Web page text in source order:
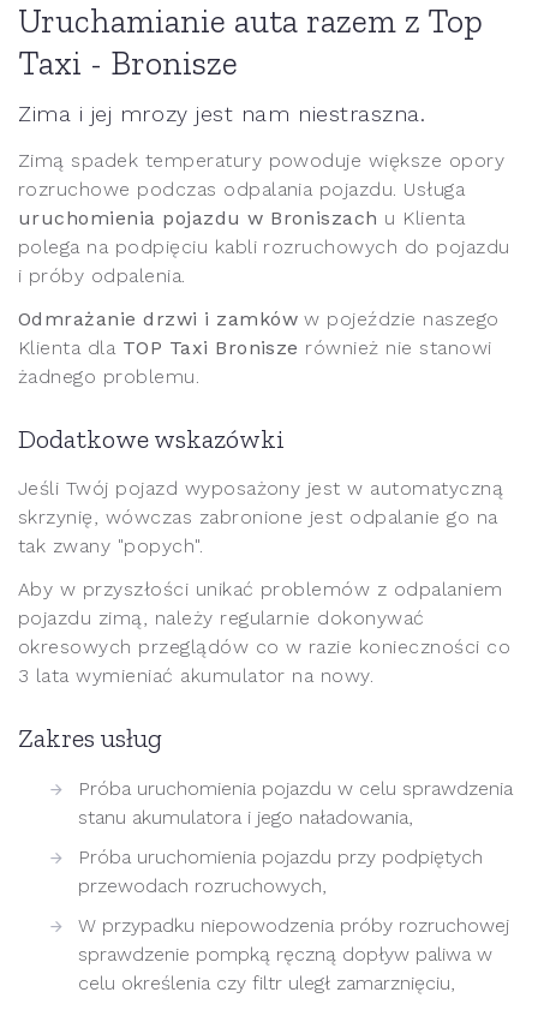
Uruchamianie auta razem z Top
Taxi - Bronisze
Zima i jej mrozy jest nam niestraszna.
Zimą spadek temperatury powoduje większe opory
rozruchowe podczas odpalania pojazdu. Usługa
uruchomienia pojazdu w Broniszach u Klienta
polega na podpięciu kabli rozruchowych do pojazdu
i próby odpalenia.
Odmrażanie drzwi i zamków w pojeździe naszego
Klienta dla TOP Taxi Bronisze również nie stanowi
żadnego problemu.
Dodatkowe wskazówki
Jeśli Twój pojazd wyposażony jest w automatyczną
skrzynię, wówczas zabronione jest odpalanie go na
tak zwany "popych".
Aby w przyszłości unikać problemów z odpalaniem
pojazdu zimą, należy regularnie dokonywać
okresowych przeglądów co w razie konieczności co
3 lata wymieniać akumulator na nowy.
Zakres usług
Próba uruchomienia pojazdu w celu sprawdzenia
stanu akumulatora i jego naładowania,
Próba uruchomienia pojazdu przy podpiętych
przewodach rozruchowych,
W przypadku niepowodzenia próby rozruchowej
sprawdzenie pompką ręczną dopływ paliwa w
celu określenia czy filtr uległ zamarznięciu,